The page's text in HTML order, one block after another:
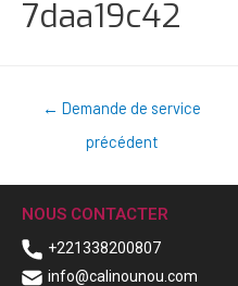
7daa19c42
← Demande de service
précédent
NOUS CONTACTER
+221338200807
info@calinounou.com